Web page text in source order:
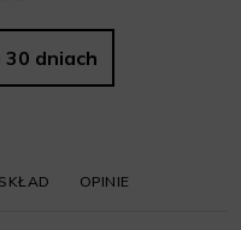
30 dniach
SKŁAD OPINIE